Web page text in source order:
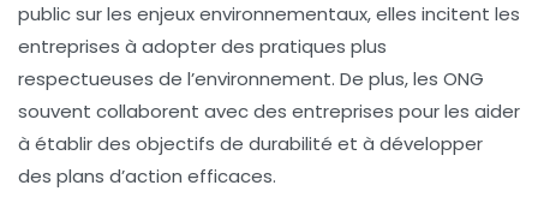
public sur les enjeux environnementaux, elles incitent les
entreprises à adopter des pratiques plus
respectueuses de l’environnement. De plus, les ONG
souvent collaborent avec des entreprises pour les aider
à établir des objectifs de durabilité et à développer
des plans d’action efficaces.